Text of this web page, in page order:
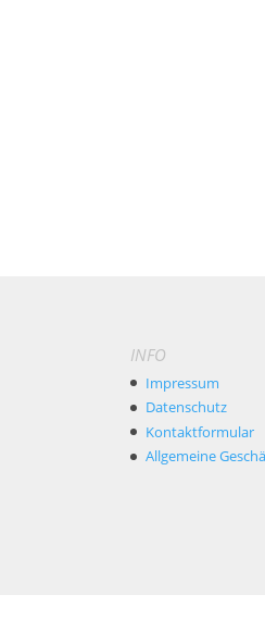
INFO
Impressum
Datenschutz
Kontaktformular
Allgemeine